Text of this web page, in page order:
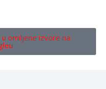
omiljene izvore na